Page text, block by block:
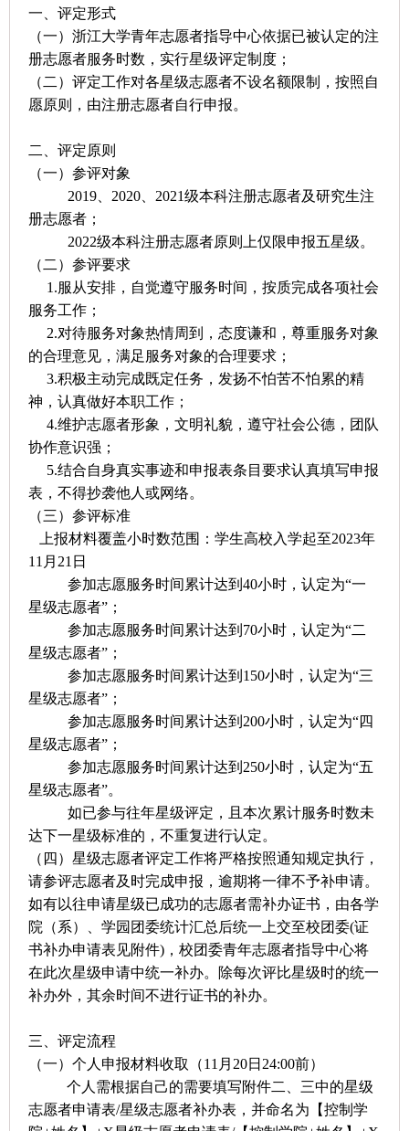
一、评定形式
（一）浙江大学青年志愿者指导中心依据已被认定的注
册志愿者服务时数，实行星级评定制度；
（二）评定工作对各星级志愿者不设名额限制，按照自
愿原则，由注册志愿者自行申报。
二、评定原则
（一）参评对象
2019
2020 2021级本科注册志愿者及研究生注
册志愿者；
2022级本科注册志愿者原则上仅限申报五星级。
（二）参评要求
1.服从安排，自觉遵守服务时间，按质完成各项社会
服务工作；
2.对待服务对象热情周到，态度谦和，尊重服务对象
的合理意见，满足服务对象的合理要求；
3.积极主动完成既定任务，发扬不怕苦不怕累的精
神，认真做好本职工作；
4.维护志愿者形象，文明礼貌，遵守社会公德，团队
协作意识强；
5.结合自身真实事迹和申报表条目要求认真填写申报
表，不得抄袭他人或网络。
（三）参评标准
上报材料覆盖小时数范围：学生高校入学起至2023年
11 月 21 日
参加志愿服务时间累计达到40小时，认定为“一
星级志愿者”；
参加志愿服务时间累计达到 70小时，认定为“二
星级志愿者”；
参加志愿服务时间累计达到 150小时，认定为“三
星级志愿者”；
参加志愿服务时间累计达到 200小时，认定为“四
星级志愿者”；
参加志愿服务时间累计达到 250小时，认定为“五
星级志愿者”。
如已参与往年星级评定，且本次累计服务时数未
达下一星级标准的，不重复进行认定。
（四）星级志愿者评定工作将严格按照通知规定执行，
请参评志愿者及时完成申报，逾期将一律不予补申请。
如有以往申请星级已成功的志愿者需补办证书，由各学
院（系）、学园团委统计汇总后统一上交至校团委(证
书补办申请表见附件) ，校团委青年志愿者指导中心将
在此次星级申请中统一补办。除每次评比星级时的统一
补办外，其余时间不进行证书的补办。
三、评定流程
（一）个人申报材料收取（11 月 20日 24:00前）
个人需根据自己的需要填写附件二、三中的星级
志愿者申请表/星级志愿者补办表，并命名为【控制学